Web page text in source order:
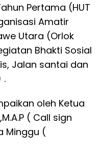
Pertama (HUT
Amatir
Utara (Orlok
Bhakti Sosial
Jalan santai dan
.
oleh Ketua
( Call sign
Minggu (